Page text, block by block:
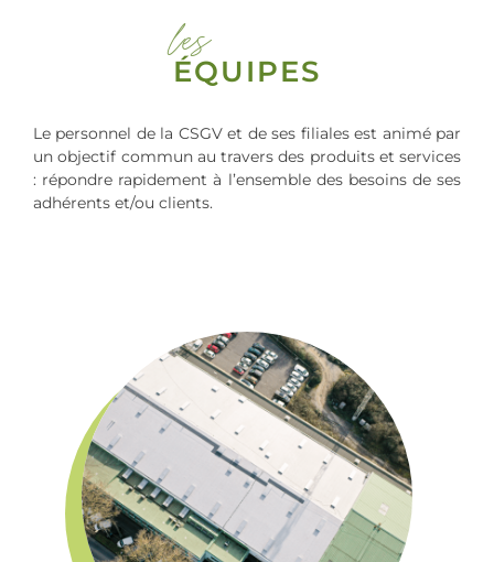
les
ÉQUIPES
Le personnel de la CSGV et de ses filiales est animé par
un objectif commun au travers des produits et services
: répondre rapidement à l’ensemble des besoins de ses
adhérents et/ou clients.